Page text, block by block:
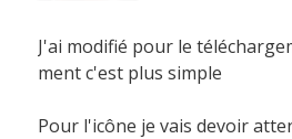
J'ai modifié pour le
ment c'est plus simple
Pour l'icône je vais devoir